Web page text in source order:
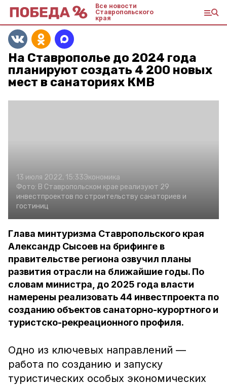
Все новости
Ставропольского
края
На Ставрополье до 2024 года
планируют создать 4 200 новых
мест в санаториях КМВ
13 июля 2022, 15:33Экономика
Фото: В Ставропольском крае реализуют 29
инвестпроектов по строительству санаториев и
гостиниц
Глава минтуризма Ставропольского края
Александр Сысоев на брифинге в
правительстве региона озвучил планы
развития отрасли на ближайшие годы. По
словам министра, до 2025 года власти
намерены реализовать 44 инвестпроекта по
созданию объектов санаторно-курортного и
туристско-рекреационного профиля.
Одно из ключевых направлений —
работа по созданию и запуску
туристических особых экономических